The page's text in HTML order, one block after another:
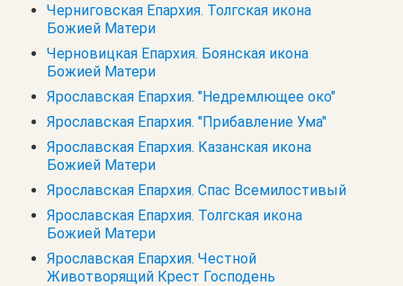
Черниговская Епархия. Толгская икона
Божией Матери
Черновицкая Епархия. Боянская икона
Божией Матери
Ярославская Епархия. "Недремлющее око"
Ярославская Епархия. "Прибавление Ума"
Ярославская Епархия. Казанская икона
Божией Матери
Ярославская Епархия. Спас Всемилостивый
Ярославская Епархия. Толгская икона
Божией Матери
Ярославская Епархия. Честной
Животворящий Крест Господень